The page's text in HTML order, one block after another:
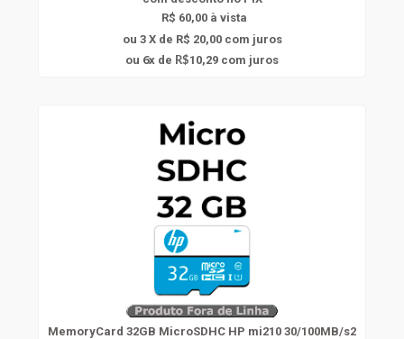
R$ 60,00 à vista
ou 3 X de R$ 20,00com juros
ou 6x de R$10,29 com juros
MemoryCard 32GB MicroSDHC HP mi210 30/100MB/s2